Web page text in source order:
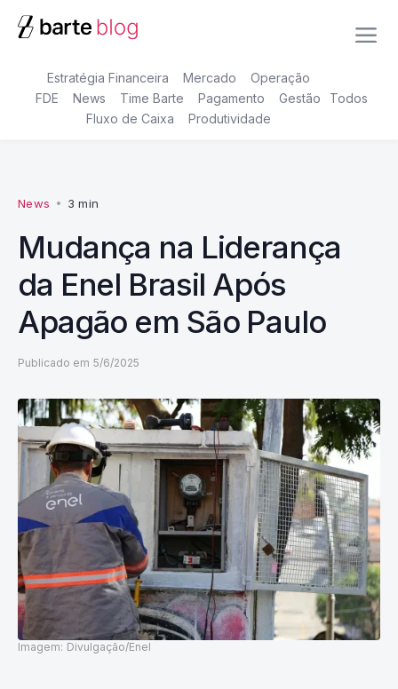
Estratégia Financeira Mercado
Operação
FDE
News Time Barte Pagamento
Gestão
Fluxo de Caixa
Produtividade
Todos
News • 3 min
Mudança na Liderança
da Enel Brasil Após
Apagão em São Paulo
Publicado em 5/6/2025
Imagem: Divulgação/Enel